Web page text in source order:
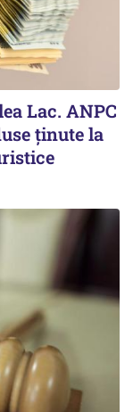
Lac. ANPC
ținute la